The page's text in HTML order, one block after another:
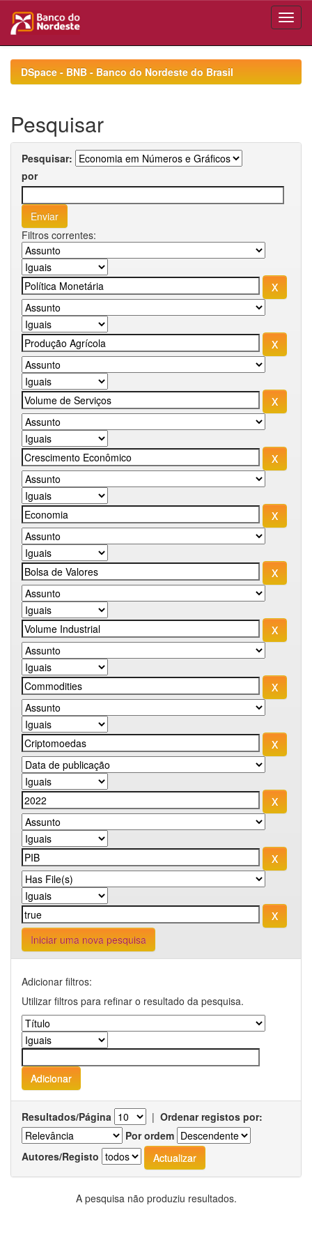
navigationDSpace - BNB - Banco do Nordeste do Brasil
Pesquisar
Pesquisar:
por
Filtros correntes:
Iniciar uma nova pesquisa
Adicionar filtros:
Utilizar filtros para refinar o resultado da pesquisa.
Resultados/Página | Ordenar registos por:
Por ordem
Autores/Registo
A pesquisa não produziu resultados.